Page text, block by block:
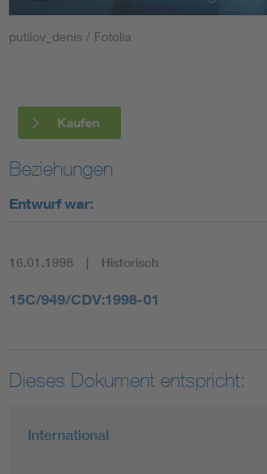
Smart Cities
Blitzschutz: DIN EN 62305 in der
Circular Economy für mehr
putilov_denis / Fotolia
Kaufen
Beziehungen
Entwurf war:
16.01.1998 Historisch
15C/949/CDV:1998-01
Dieses Dokument entspricht:
International